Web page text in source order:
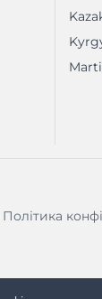
Політика